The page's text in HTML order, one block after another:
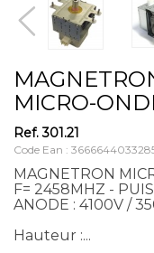
MICRO-
Ref.301.21
Code Ean :
MAGNETRON
F= 2458MHZ -
ANODE : 4100V /
Hauteur :...